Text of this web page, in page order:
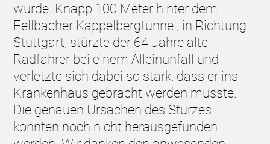
wurde. Knapp 100 Meter hinter dem
Fellbacher Kappelbergtunnel, in Richtung
Stuttgart, stürzte der 64 Jahre alte
Radfahrer bei einem Alleinunfall und
verletzte sich dabei so stark, dass er ins
Krankenhaus gebracht werden musste.
Die genauen Ursachen des Sturzes
konnten noch nicht herausgefunden